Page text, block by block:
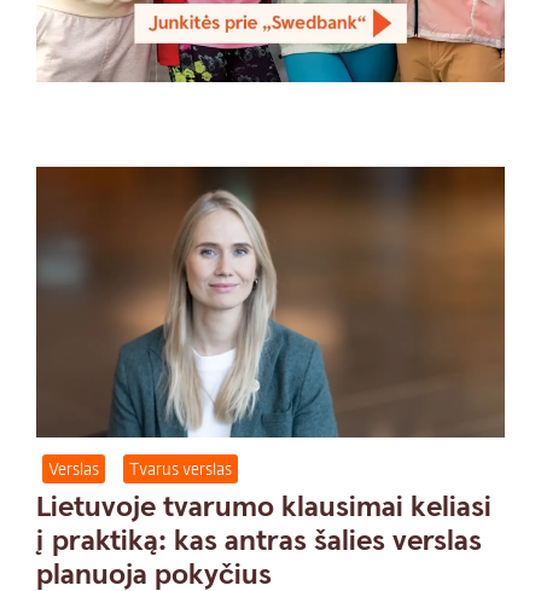
Verslas Tvarus verslas
Lietuvoje tvarumo klausimai keliasi
į praktiką: kas antras šalies verslas
planuoja pokyčius